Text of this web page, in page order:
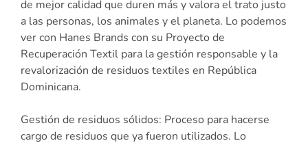
de mejor calidad que duren más y valora el trato justo
a las personas, los animales y el planeta. Lo podemos
ver con Hanes Brands con su Proyecto de
Recuperación Textil para la gestión responsable y la
revalorización de residuos textiles en República
Dominicana.
Gestión de residuos sólidos: Proceso para hacerse
cargo de residuos que ya fueron utilizados. Lo